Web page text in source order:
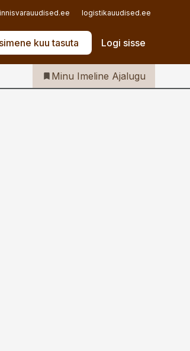
logistikauudised.ee
kuu tasuta Logi sisse
Iseteenindus
Telli Imeline Ajalugu
Minu Imeline Ajalugu